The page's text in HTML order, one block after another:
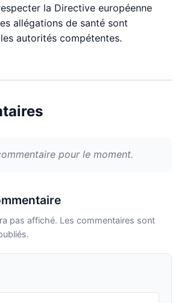
la Directive européenne
allégations de santé sont
autorités compétentes.
pour le moment.
pas affiché. Les commentaires sont